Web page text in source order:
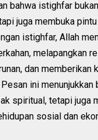
bahwa istighfar
juga membuka
istighfar, Allah
melapangkan
dan memberikan
ini menunjukkan
spiritual, tetapi juga
sosial dan